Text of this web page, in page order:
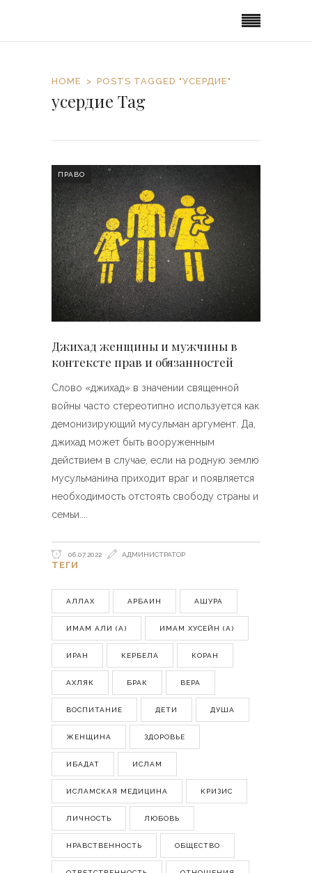
HOME POSTS TAGGED "УСЕРДИЕ"
усердие Tag
ПРАВО
Джихад женщины и мужчины в
контексте прав и обязанностей
Слово «джихад» в значении священной
войны часто стереотипно используется как
демонизирующий мусульман аргумент. Да,
джихад может быть вооруженным
действием в случае, если на родную землю
мусульманина приходит враг и появляется
необходимость отстоять свободу страны и
семьи.
06.07.2022 АДМИНИСТРАТОР
ТЕГИ
АЛЛАХ АРБАИН АШУРА
ИМАМ АЛИ (А) ИМАМ ХУСЕЙН (А)
ИРАН КЕРБЕЛА КОРАН
АХЛЯК БРАК ВЕРА
ВОСПИТАНИЕ ДЕТИ ДУША
ЖЕНЩИНА ЗДОРОВЬЕ
ИБАДАТ ИСЛАМ
ИСЛАМСКАЯ МЕДИЦИНА КРИЗИС
ЛИЧНОСТЬ ЛЮБОВЬ
НРАВСТВЕННОСТЬ ОБЩЕСТВО